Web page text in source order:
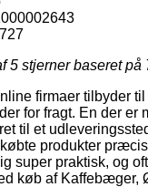
5 stjerner baseret på
firmaer tilbyder
for fragt. En der er
til et
produkter
super praktisk, og
køb af Kaffebæger,